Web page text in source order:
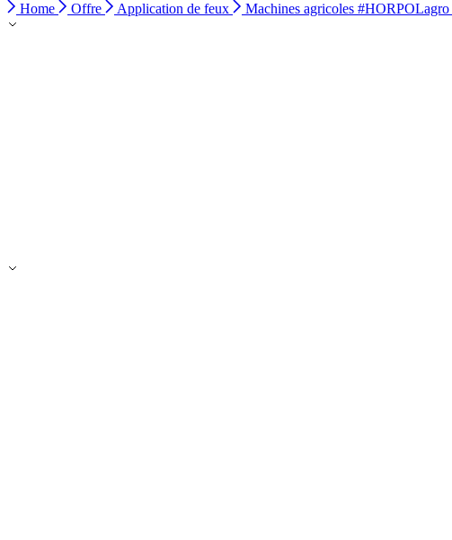
Home
Offre Application de feux Machines agricoles #HORPOLagro